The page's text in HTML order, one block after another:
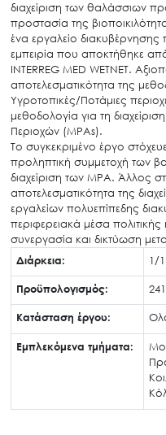
Search
Νέα –
διαχείριση των θαλάσσιων
προστασία της
ένα εργαλείο
εμπειρία που αποκτήθηκε
INTERREG MED WETNET.
αποτελεσματικότητα της
Υγροτοπικές/Ποτάμιες
μεθοδολογία για τη
Περιοχών (MPAs).
Το συγκεκριμένο έργο
προληπτική συμμετοχή των
διαχείριση των MPA. Άλλος
αποτελεσματικότητα της
εργαλείων πολυεπίπεδης
περιφερειακά μέσα πολιτικής
συνεργασία και δικτύωση
Διάρκεια:
1/
Προϋπολογισμός:
Κατάσταση έργου:
Εμπλεκόμενα τμήματα: